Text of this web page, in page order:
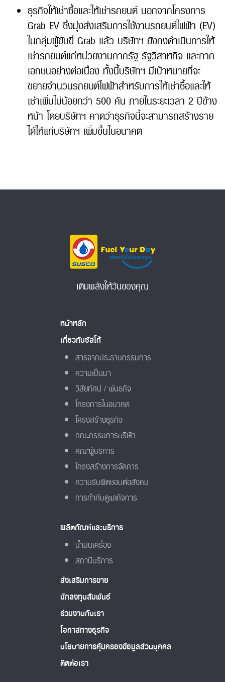
ธุรกิจให้เช่าซื้อและให้เช่ารถยนต์ นอกจากโครงการ
Grab EV ซึ่งมุ่งส่งเสริมการใช้งานรถยนต์ไฟฟ้า (EV)
ในกลุ่มผู้ขับขี่ Grab แล้ว บริษัทฯ ยังคงดำเนินการให้
เช่ารถยนต์แก่หน่วยงานภาครัฐ รัฐวิสาหกิจ และภาค
เอกชนอย่างต่อเนื่อง ทั้งนี้บริษัทฯ มีเป้าหมายที่จะ
ขยายจำนวนรถยนต์ไฟฟ้าสำหรับการให้เช่าซื้อและให้
เช่าเพิ่มไม่น้อยกว่า 500 คัน ภายในระยะเวลา 2 ปีข้าง
หน้า โดยบริษัทฯ คาดว่าธุรกิจนี้จะสามารถสร้างราย
ได้ให้แก่บริษัทฯ เพิ่มขึ้นในอนาคต
เติมพลังให้วันของคุณ
หน้าหลัก
เกี่ยวกับซัสโก้
สารจากประธานกรรมการ
ความเป็นมา
วิสัยทัศน์ / พันธกิจ
โครงการในอนาคต
โครงสร้างธุรกิจ
คณะกรรมการบริษัท
คณะผู้บริหาร
โครงสร้างการจัดการ
ความรับผิดชอบต่อสังคม
การกำกับดูแลกิจการ
ผลิตภัณฑ์และบริการ
น้ำมันเครื่อง
สถานีบริการ
ส่งเสริมการขาย
นักลงทุนสัมพันธ์
ร่วมงานกับเรา
โอกาสทางธุรกิจ
นโยบายการคุ้มครองข้อมูลส่วนบุคคล
ติดต่อเรา